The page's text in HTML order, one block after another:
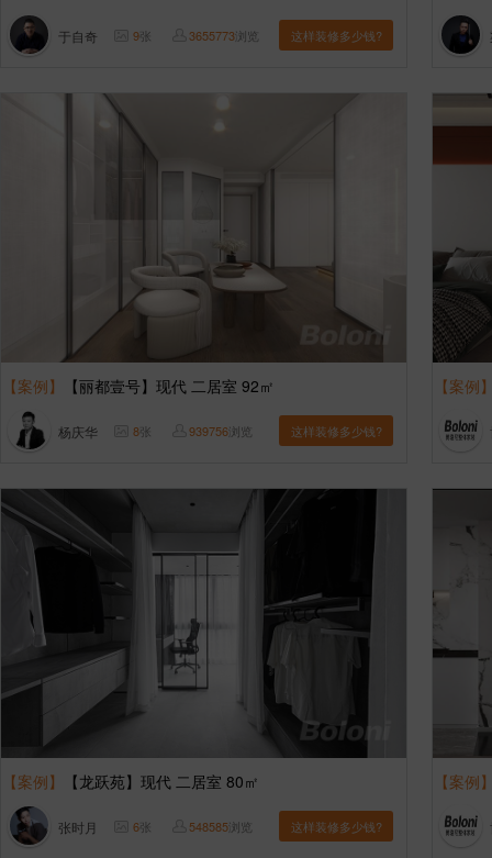
于自奇 9张 3655773浏览 这样装修多少钱?
【案例】 【丽都壹号】现代 二居室 92㎡
杨庆华 8张 939756浏览 这样装修多少钱?
【案例
【案例】 【龙跃苑】现代 二居室 80㎡
张时月 6张 548585浏览 这样装修多少钱?
【案例